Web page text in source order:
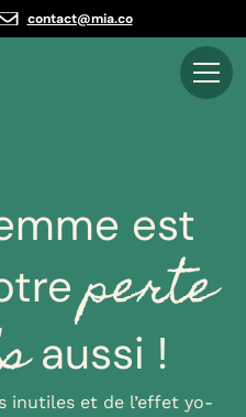
contact@mia.co
est
perte
aussi !
inutiles et de l’effet yo-